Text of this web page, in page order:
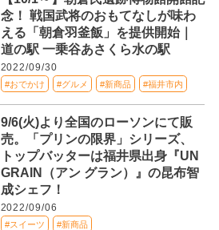
念！ 戦国武将のおもてなしが味わ
える「朝倉羽釜飯」を提供開始｜
道の駅 一乗谷あさくら水の駅
2022/09/30
#おでかけ #グルメ #新商品 #福井市内
9/6(火)より全国のローソンにて販
売。「プリンの限界」シリーズ、
トップバッターは福井県出身『UN
GRAIN（アン グラン）』の昆布智
成シェフ！
2022/09/06
#スイーツ #新商品